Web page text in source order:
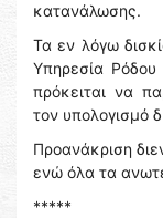
κατανάλωσης.
Τα εν λόγω
Υπηρεσία Ρόδου
πρόκειται να
τον υπολογισμό
Προανάκριση
ενώ όλα τα
*****